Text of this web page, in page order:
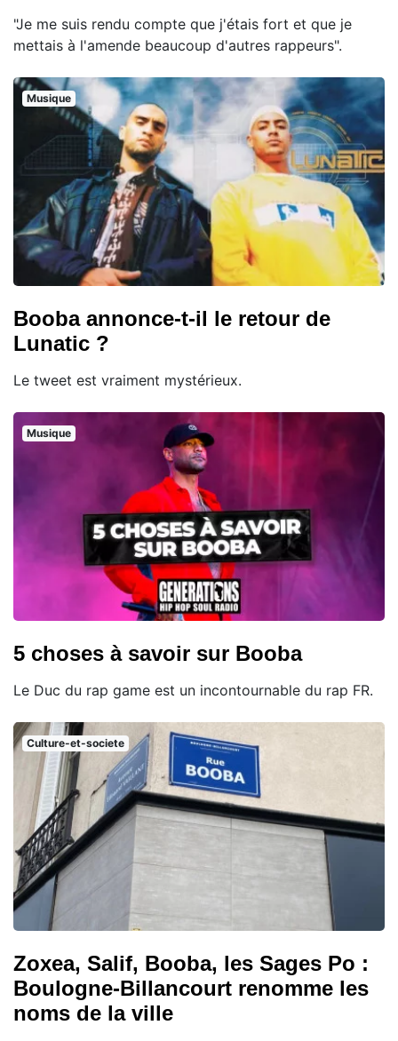
"Je me suis rendu compte que j'étais fort et que je
mettais à l'amende beaucoup d'autres rappeurs".
Musique
Booba annonce-t-il le retour de
Lunatic ?
Le tweet est vraiment mystérieux.
Musique
5 choses à savoir sur Booba
Le Duc du rap game est un incontournable du rap FR.
Culture-et-societe
Zoxea, Salif, Booba, les Sages Po :
Boulogne-Billancourt renomme les
noms de la ville